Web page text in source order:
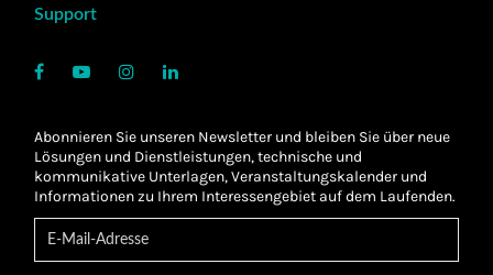
Support
Abonnieren Sie unseren Newsletter und bleiben Sie über neue
Lösungen und Dienstleistungen, technische und
kommunikative Unterlagen, Veranstaltungskalender und
Informationen zu Ihrem Interessengebiet auf dem Laufenden.